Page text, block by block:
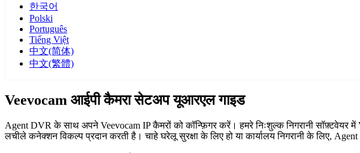
한국어
Polski
Português
Tiếng Việt
中文(简体)
中文(繁體)
Veevocam आईपी कैमरा सेटअप यूआरएल गाइड
Agent DVR के साथ अपने Veevocam IP कैमरों को कॉन्फ़िगर करें। हमरे निःशुल्क निगरानी सॉफ़्टवेयर
लचीले कनेक्शन विकल्प प्रदान करती है। चाहे घरेलू सुरक्षा के लिए हो या कार्यालय निगरानी के लिए,